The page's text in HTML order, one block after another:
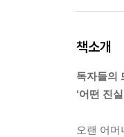
책소개
독자들의
‘어떤 진
오랜 어